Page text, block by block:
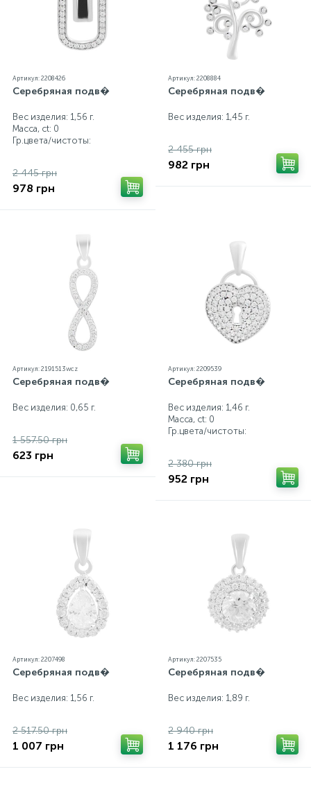
Артикул: 2208426
Серебряная подв�
Вес изделия: 1,56 г.
Масса, ct: 0
Гр.цвета/чистоты:
2 445 грн
978 грн
Артикул: 2208884
Серебряная подв�
Вес изделия: 1,45 г.
2 455 грн
982 грн
Артикул: 2191513wcz
Серебряная подв�
Вес изделия: 0,65 г.
1 557.50 грн
623 грн
Артикул: 2209539
Серебряная подв�
Вес изделия: 1,46 г.
Масса, ct: 0
Гр.цвета/чистоты:
2 380 грн
952 грн
Артикул: 2207498
Серебряная подв�
Вес изделия: 1,56 г.
2 517.50 грн
1 007 грн
Артикул: 2207535
Серебряная подв�
Вес изделия: 1,89 г.
2 940 грн
1 176 грн